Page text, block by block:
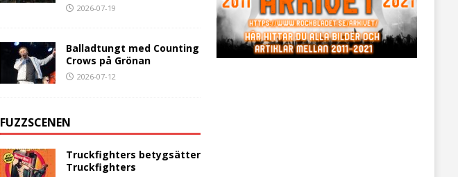
2026-07-19
Balladtungt med Counting
Crows på Grönan
2026-07-12
FUZZSCENEN
Truckfighters betygsätter
Truckfighters